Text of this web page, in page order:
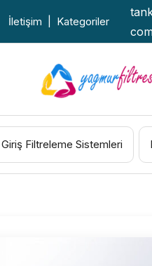
İletişim Kategoriler
Giriş Filtreleme Sistemleri